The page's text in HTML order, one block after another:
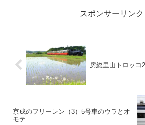
スポンサーリンク
房総里山トロッコ
京成のフリーレン（3）5号車のウラとオ
モテ